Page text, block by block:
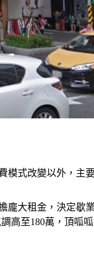
式改變以外，
大租金，決定
高至180萬，頂呱